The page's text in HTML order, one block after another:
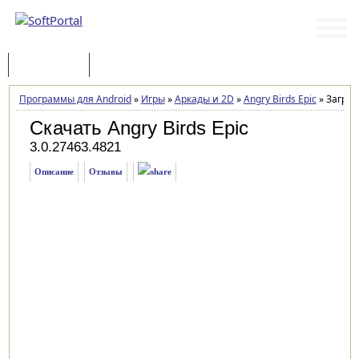
Программы для Android» Игры»Аркады и 2D »Angry Birds Epic»
Скачать Angry Birds Epic
3.0.27463.4821
Описание Отзывы